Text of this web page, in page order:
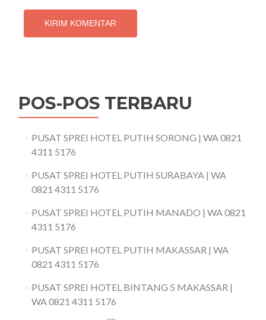
POS-POS TERBARU
PUSAT SPREI HOTEL PUTIH SORONG | WA 0821
4311 5176
PUSAT SPREI HOTEL PUTIH SURABAYA | WA
0821 4311 5176
PUSAT SPREI HOTEL PUTIH MANADO | WA 0821
4311 5176
PUSAT SPREI HOTEL PUTIH MAKASSAR | WA
0821 4311 5176
PUSAT SPREI HOTEL BINTANG 5 MAKASSAR |
WA 0821 4311 5176